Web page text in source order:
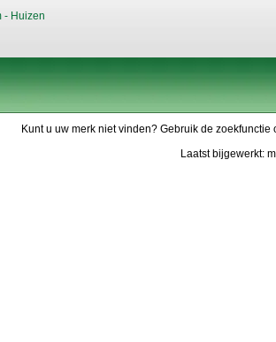
- Huizen
Kunt u uw merk niet vinden? Gebruik de
Laatst bijgewerkt: